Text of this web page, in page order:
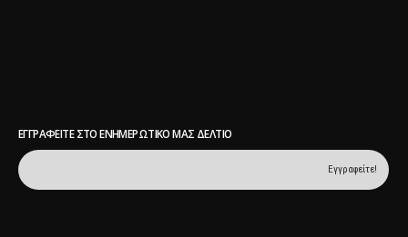
ΕΓΓΡΑΦΕΊΤΕ ΣΤΟ ΕΝΗΜΕΡΩΤΙΚΌ ΜΑΣ ΔΕΛΤΊΟ